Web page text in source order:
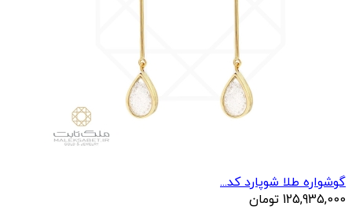
گوشواره طلا شوپارد کد...
125,935,000 تومان